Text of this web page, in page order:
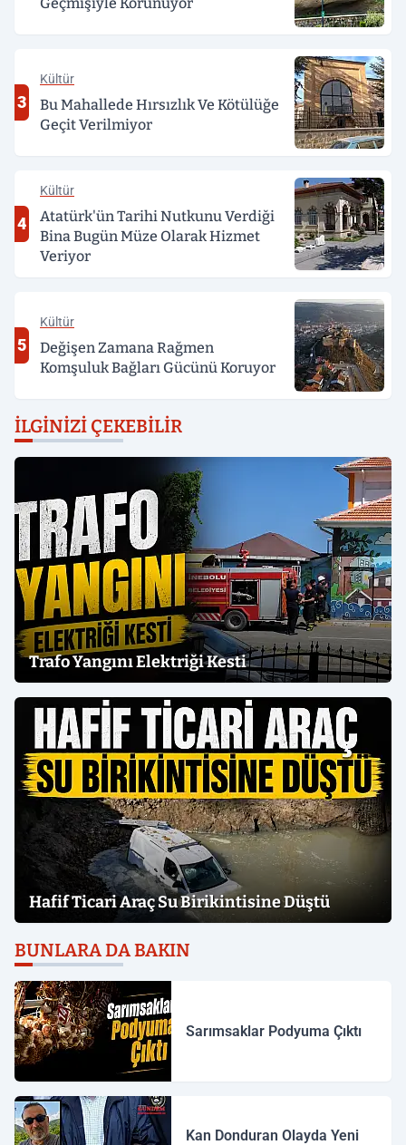
3
Kültür
Bu Mahallede Hırsızlık Ve Kötülüğe
Geçit Verilmiyor
4
Kültür
Atatürk'ün Tarihi Nutkunu Verdiği
Bina Bugün Müze Olarak Hizmet
Veriyor
5
Kültür
Değişen Zamana Rağmen
Komşuluk Bağları Gücünü Koruyor
İLGINIZI ÇEKEBILIR
Trafo Yangını Elektriği Kesti
Hafif Ticari Araç Su Birikintisine Düştü
BUNLARA DA BAKIN
Sarımsaklar Podyuma Çıktı
Kan Donduran Olayda Yeni